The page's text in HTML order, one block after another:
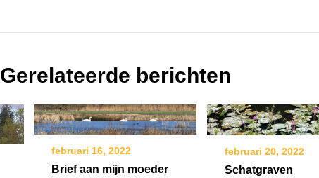
Gerelateerde berichten
februari 16, 2022
Brief aan mijn moeder
februari 20, 2022
Schatgraven